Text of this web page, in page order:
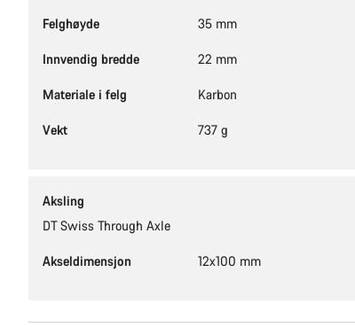
Felghøyde 35 mm
Innvendig bredde 22 mm
Materiale i felg Karbon
Vekt 737 g
Aksling
DT Swiss Through Axle
Akseldimensjon 12x100 mm